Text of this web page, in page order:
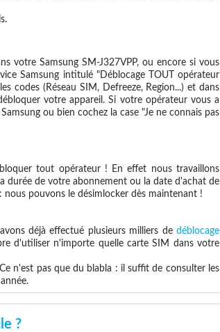
votre Samsung SM-J327VPP, ou encore si vous
Samsung intitulé "Déblocage TOUT opérateur
codes (Réseau SIM, Defreeze, Region...) et dans
votre appareil. Si votre opérateur vous a
ou bien cochez la case "Je ne connais pas
tout opérateur ! En effet nous travaillons
durée de votre abonnement ou la date d'achat de
pouvons le désimlocker dès maintenant !
déjà effectué plusieurs milliers de déblocage
d'utiliser n'importe quelle carte SIM dans votre
n'est pas que du blabla : il suffit de consulter les
?